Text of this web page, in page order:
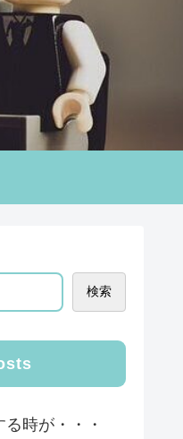
検索
時が・・・